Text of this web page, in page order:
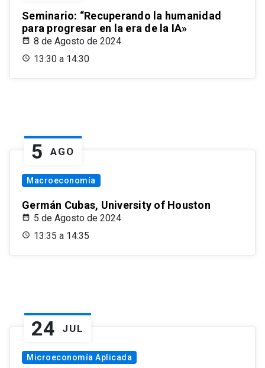
Seminario: “Recuperando la humanidad
para progresar en la era de la IA»
8 de Agosto de 2024
13:30 a 14:30
5 AGO
Macroeconomía
Germán Cubas, University of Houston
5 de Agosto de 2024
13:35 a 14:35
24 JUL
Microeconomía Aplicada